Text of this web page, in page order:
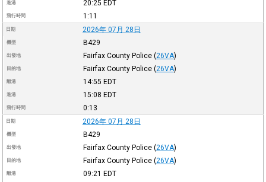
進港 20:25 EDT
飛行時間 1:11
日期 2026年 07月 28日
機型 B429
出發地 Fairfax County Police (26VA)
目的地 Fairfax County Police (26VA)
離港 14:55 EDT
進港 15:08 EDT
飛行時間 0:13
日期 2026年 07月 28日
機型 B429
出發地 Fairfax County Police (26VA)
目的地 Fairfax County Police (26VA)
離港 09:21 EDT